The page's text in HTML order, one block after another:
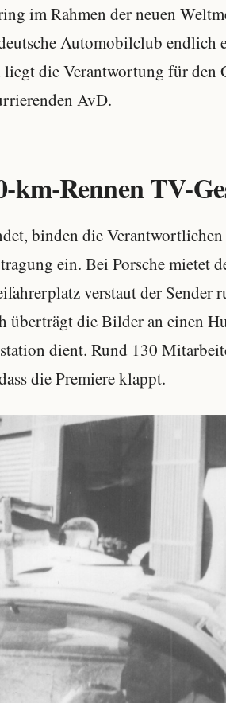
im Rahmen der neuen
Automobilclub endlich
die Verantwortung für den
AvD.
km-Rennen TV-
binden die
ein. Bei Porsche mietet
verstaut der Sender
überträgt die Bilder an einen
dient. Rund 130
die Premiere klappt.